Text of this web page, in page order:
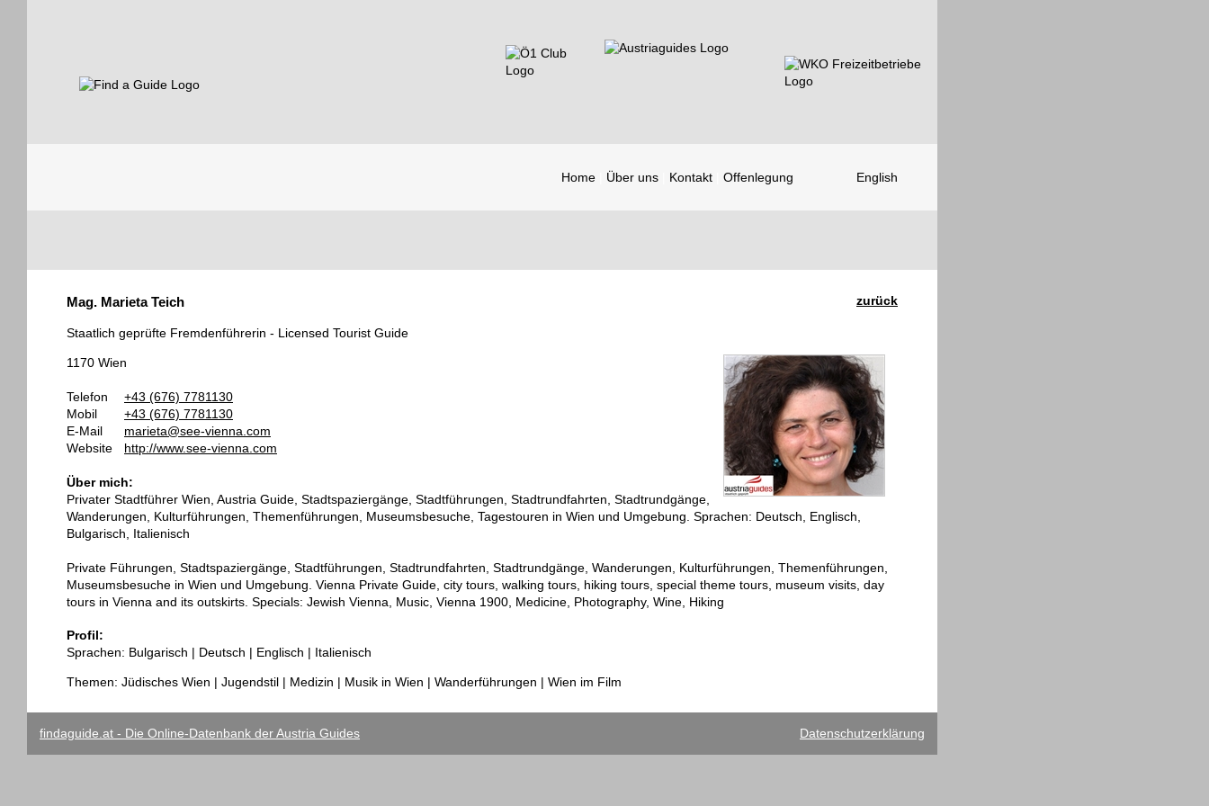
Home Über uns Kontakt Offenlegung English
Guides
zurück
Mag. Marieta Teich
Staatlich geprüfte Fremdenführerin - Licensed Tourist Guide
1170 Wien
Telefon
+43 (676) 7781130
Mobil
+43 (676) 7781130
E-Mail
marieta@see-vienna.com
Website
http://www.see-vienna.com
Über mich:
Privater Stadtführer Wien, Austria Guide, Stadtspaziergänge, Stadtführungen, Stadtrundfahrten, Stadtrundgänge,
Wanderungen, Kulturführungen, Themenführungen, Museumsbesuche, Tagestouren in Wien und Umgebung. Sprachen: Deutsch, Englisch,
Bulgarisch, Italienisch
Private Führungen, Stadtspaziergänge, Stadtführungen, Stadtrundfahrten, Stadtrundgänge, Wanderungen, Kulturführungen, Themenführungen,
Museumsbesuche in Wien und Umgebung. Vienna Private Guide, city tours, walking tours, hiking tours, special theme tours, museum visits, day
tours in Vienna and its outskirts. Specials: Jewish Vienna, Music, Vienna 1900, Medicine, Photography, Wine, Hiking
Profil:
Sprachen: Bulgarisch | Deutsch | Englisch | Italienisch
Themen: Jüdisches Wien | Jugendstil | Medizin | Musik in Wien | Wanderführungen | Wien im Film
findaguide.at - Die Online-Datenbank der Austria Guides Datenschutzerklärung